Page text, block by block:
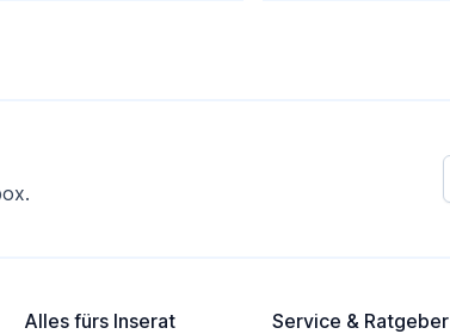
Alles fürs Inserat Service & Ratgeber